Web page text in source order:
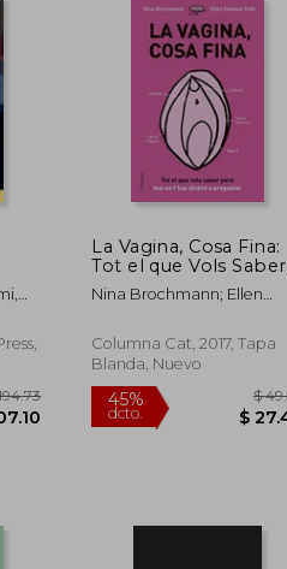
$ 265.89
$ 159.53
40%
dcto.
La Vagina, Cosa Fina:
Tot el que Vols Saber
Però mai no T'Has
Atrevit a Preguntar
(en Catalán)
Nina Brochmann; Ellen
Columna Cat, 2017, Tapa
Blanda, Nuevo